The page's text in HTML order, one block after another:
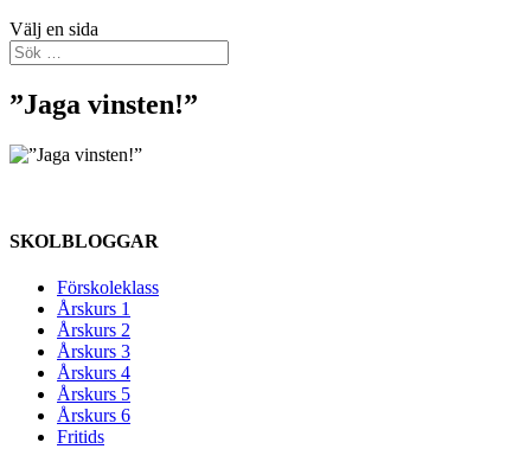
Välj en sida
”Jaga vinsten!”
SKOLBLOGGAR
Förskoleklass
Årskurs 1
Årskurs 2
Årskurs 3
Årskurs 4
Årskurs 5
Årskurs 6
Fritids